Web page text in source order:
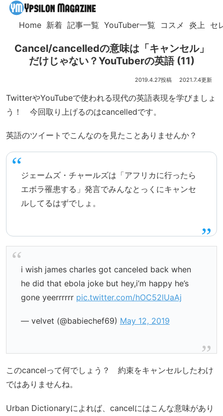
Home 新着 記事一覧 YouTuber一覧 コスメ 炎上 セ
Cancel/cancelledの意味は「キャンセル」
だけじゃない？YouTuberの英語 (11)
2019.4.27 2021.7.4
TwitterやYouTubeで使われる現代の英語表現を学びましょ
う！ 今回取り上げるのはcancelledです。
英語のツイートでこんなのを見たことありませんか？
ジェームズ・チャールズは「アフリカに行ったら
エボラ罹患する」発言でみんなとっくにキャンセ
ルしてるはずでしょ。
i wish james charles got canceled back when
he did that ebola joke but hey,i’m happy he’s
gone yeerrrrrr pic.twitter.com/hOC52lUaAj
— velvet (@babiechef69) May 12, 2019
このcancelって何でしょう？ 約束をキャンセルしたわけ
ではありませんね。
Urban Dictionaryによれば、cancelにはこんな意味があり